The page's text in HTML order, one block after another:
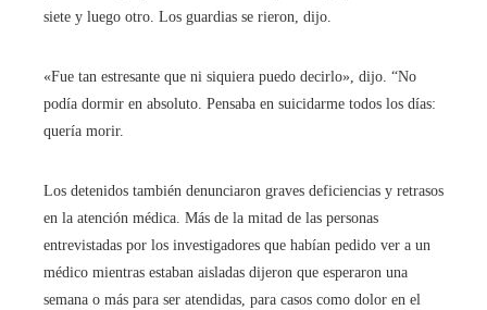
siete y luego otro. Los guardias se rieron, dijo.
«Fue tan estresante que ni siquiera puedo decirlo», dijo. “No
podía dormir en absoluto. Pensaba en suicidarme todos los días:
quería morir.
Los detenidos también denunciaron graves deficiencias y retrasos
en la atención médica. Más de la mitad de las personas
entrevistadas por los investigadores que habían pedido ver a un
médico mientras estaban aisladas dijeron que esperaron una
semana o más para ser atendidas, para casos como dolor en el